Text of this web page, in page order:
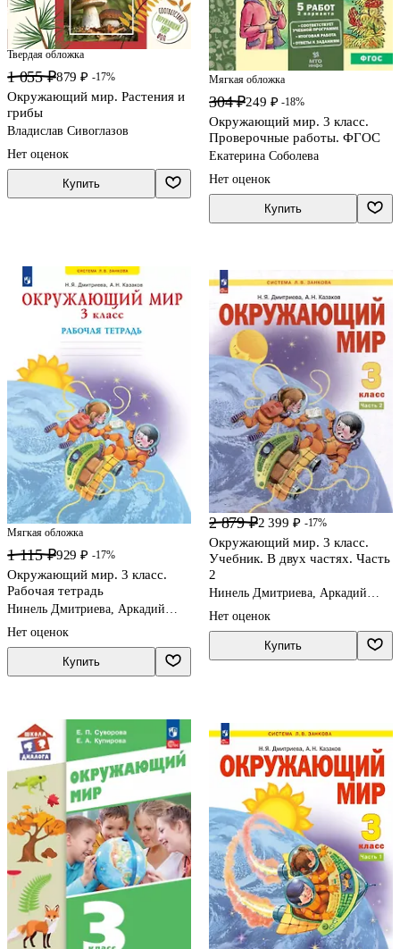
Твердая обложка
1 055 ₽879 ₽ -17%
Окружающий мир. Растения и
грибы
Владислав Сивоглазов
Нет оценок
Купить
Мягкая обложка
304 ₽249 ₽ -18%
Окружающий мир. 3 класс.
Проверочные работы. ФГОС
Екатерина Соболева
Нет оценок
Купить
Мягкая обложка
1 115 ₽929 ₽ -17%
Окружающий мир. 3 класс.
Рабочая тетрадь
Нинель Дмитриева, Аркадий
Нет оценок
Купить
2 879 ₽2 399 ₽ -17%
Окружающий мир. 3 класс.
Учебник. В двух частях. Часть
2
Нинель Дмитриева, Аркадий
Нет оценок
Купить